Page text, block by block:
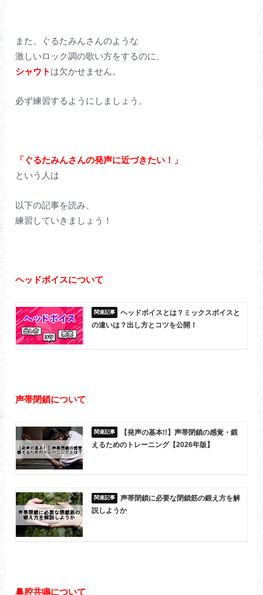
また、ぐるたみんさんのような
激しいロック調の歌い方をするのに、
シャウト は欠かせません。
必ず練習するようにしましょう。
「ぐるたみんさんの発声に近づきたい！」
という人は
以下の記事を読み、
練習していきましょう！
ヘッドボイスについて
ヘッドボイスとは？ミックスボイスと
の違いは？出し方とコツを公開！
声帯閉鎖について
【発声の基本!!】声帯閉鎖の感覚・鍛
えるためのトレーニング【2026年版】
声帯閉鎖に必要な閉鎖筋の鍛え方を解
説しようか
鼻腔共鳴について